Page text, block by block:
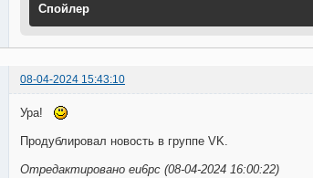
Спойлер
08-04-2024 15:43:10
Ура!
Продублировал новость в группе VK.
Отредактировано eu6pc (08-04-2024 16:00:22)